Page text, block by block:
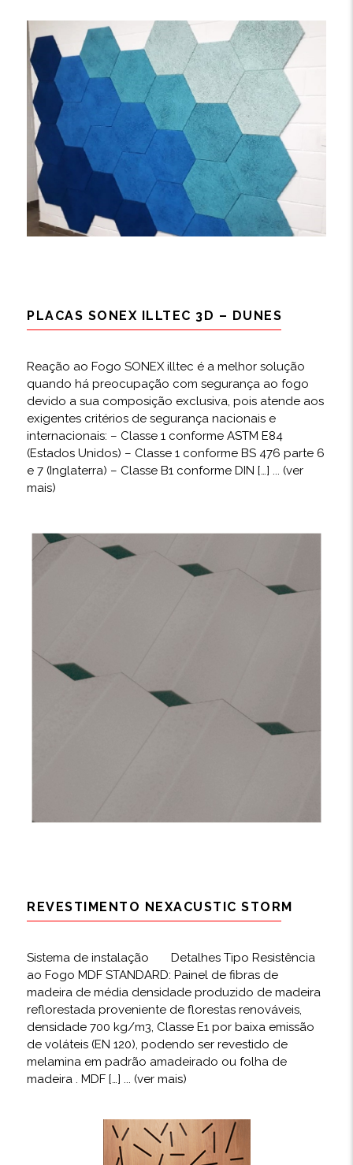
PLACAS SONEX ILLTEC 3D – DUNES
Reação ao Fogo SONEX illtec é a melhor solução
quando há preocupação com segurança ao fogo
devido a sua composição exclusiva, pois atende aos
exigentes critérios de segurança nacionais e
internacionais: – Classe 1 conforme ASTM E84
(Estados Unidos) – Classe 1 conforme BS 476 parte 6
e 7 (Inglaterra) – Classe B1 conforme DIN […] ... (ver
mais)
REVESTIMENTO NEXACUSTIC STORM
Sistema de instalação Detalhes Tipo Resistência
ao Fogo MDF STANDARD: Painel de fibras de
madeira de média densidade produzido de madeira
reflorestada proveniente de florestas renováveis,
densidade 700 kg/m3, Classe E1 por baixa emissão
de voláteis (EN 120), podendo ser revestido de
melamina em padrão amadeirado ou folha de
madeira . MDF […] ... (ver mais)